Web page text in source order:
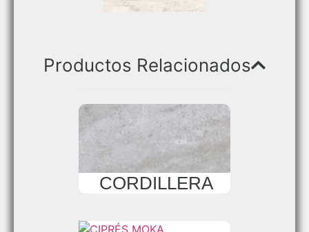
Productos Relacionados
CORDILLERA